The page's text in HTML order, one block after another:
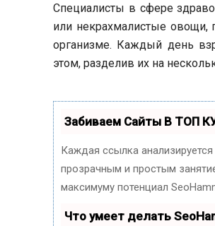
Специалисты в сфере
или некрахмалистые
организме. Каждый день
этом, разделив их на
Забиваем Сайты В ТОП
Каждая ссылка
прозрачным и простым
максимуму потенциал
Что умеет делать